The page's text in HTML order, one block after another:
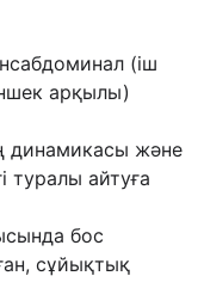
(іш
арқылы)
динамикасы жəне
туралы айтуға
бос
сұйықтық